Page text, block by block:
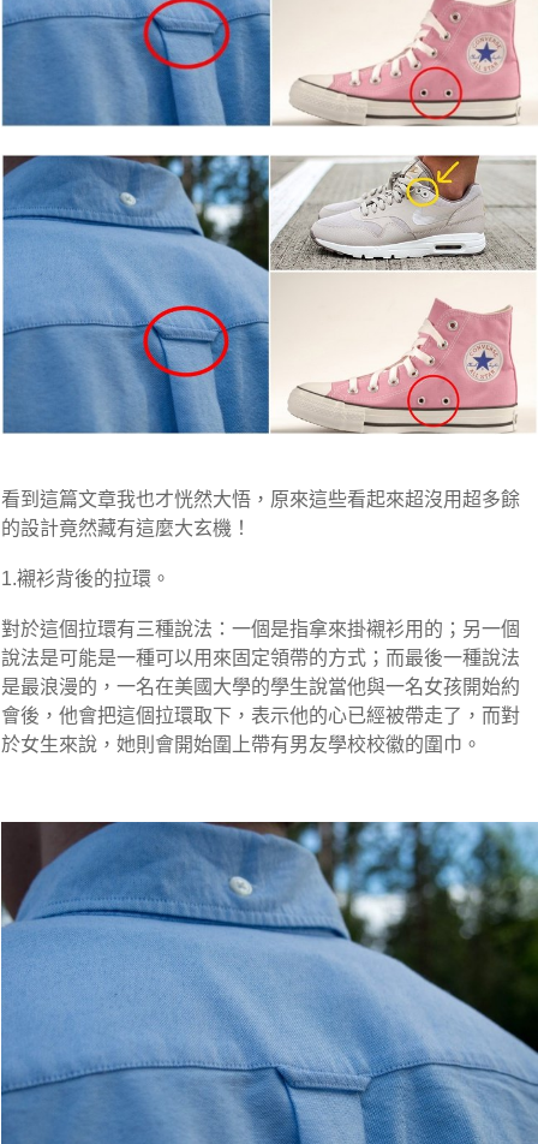
看到這篇文章我也才恍然大悟，原來這些看起來超沒用超多餘
的設計竟然藏有這麼大玄機！
1.襯衫背後的拉環。
對於這個拉環有三種說法：一個是指拿來掛襯衫用的；另一個
說法是可能是一種可以用來固定領帶的方式；而最後一種說法
是最浪漫的，一名在美國大學的學生說當他與一名女孩開始約
會後，他會把這個拉環取下，表示他的心已經被帶走了，而對
於女生來說，她則會開始圍上帶有男友學校校徽的圍巾。